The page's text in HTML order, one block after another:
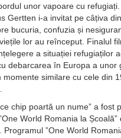
unor vapoare cu
Gertten i-a invitat pe câțiva
bucuria, confuzia și
lor au reînceput. Finalul
a situației refugiaților
debarcarea în Europa a unor
similare cu cele din
chip poartă un nume” a fost
World Romania la Școală”
”One World